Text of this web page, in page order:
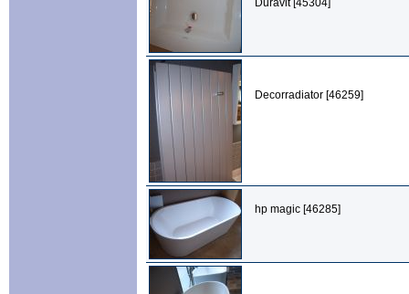
Duravit [45304]
Decorradiator [46259]
hp magic [46285]